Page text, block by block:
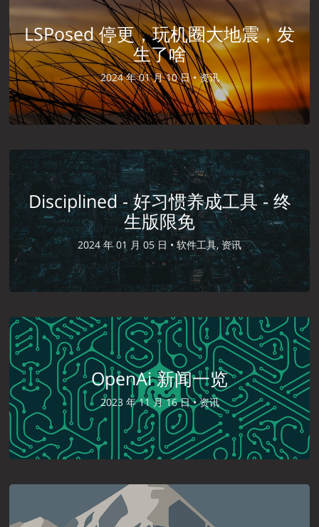
LSPosed 停更，玩机圈大地震，发
生了啥
2024 年 01 月 10 日 •资讯
Disciplined - 好习惯养成工具 - 终
生版限免
2024 年 01 月 05 日 •软件工具, 资讯
OpenAi 新闻一览
2023 年 11 月 16 日 •资讯